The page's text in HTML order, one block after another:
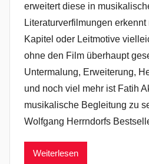
erweitert diese in
Literaturverfilmungen
Kapitel oder Leitmotive
ohne den Film überhaupt
Untermalung, Erweiterung,
und noch viel mehr ist Fatih
musikalische Begleitung zu
Wolfgang Herrndorfs
Weiterlesen